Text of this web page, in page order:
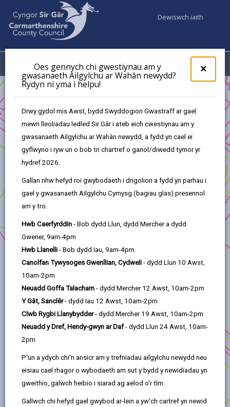
×
Oes gennych chi gwestiynau am y
gwasanaeth Ailgylchu ar Wahân newydd?
Rydyn ni yma i helpu!
Drwy gydol mis Awst, bydd Swyddogion Gwastraff ar gael
mewn lleoliadau ledled Sir Gâr i ateb eich cwestiynau am y
gwasanaeth Ailgylchu ar Wahân newydd, a fydd yn cael ei
gyflwyno i ryw un o bob tri chartref o ganol/diwedd tymor yr
hydref 2026.
Gallan nhw hefyd roi gwybodaeth i drigolion a fydd yn parhau i
gael y gwasanaeth Ailgylchu Cymysg (bagiau glas) presennol
am y tro.
Hwb Caerfyrddin - Bob dydd Llun, dydd Mercher a dydd
Gwener, 9am-4pm
Hwb Llanelli - Bob dydd Iau, 9am-4pm
Canolfan Tywysoges Gwenllian, Cydweli - dydd Llun 10 Awst,
10am-2pm
Neuadd Goffa Talacharn - dydd Mercher 12 Awst, 10am-2pm
Y Gât, Sanclêr- dydd Iau 12 Awst, 10am-2pm
Clwb Rygbi Llanybydder- dydd Mercher 19 Awst, 10am-2pm
Neuadd y Dref, Hendy-gwyn ar Daf- dydd Llun 24 Awst, 10am-
2pm
P'un a ydych chi'n ansicr am y trefniadau ailgylchu newydd neu
eisiau cael rhagor o wybodaeth am sut y bydd y newidiadau yn
gweithio, galwch heibio i siarad ag aelod o'r tîm.
Gallwch chi hefyd gael gwybod ar-lein a yw'ch cartref yn newid
Dewiswch iaith
Dewislen
Adnewyddu Canol Trefi
Yn yr adran hon
Rhagarweiniad
Y Grant
Gwaith/costau cymwys & Gwaith
anghymwys
Caffael